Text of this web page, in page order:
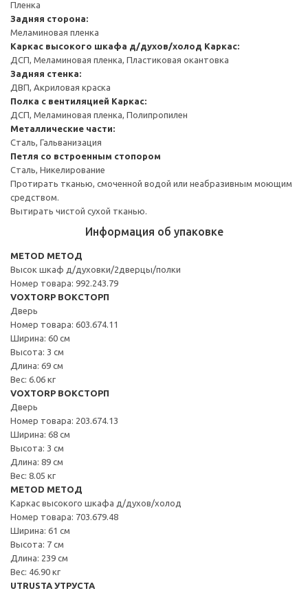
Пленка
Задняя сторона:
Меламиновая пленка
Каркас высокого шкафа д/духов/холод Каркас:
ДСП, Меламиновая пленка, Пластиковая окантовка
Задняя стенка:
ДВП, Акриловая краска
Полка с вентиляцией Каркас:
ДСП, Меламиновая пленка, Полипропилен
Металлические части:
Сталь, Гальванизация
Петля со встроенным стопором
Сталь, Никелирование
Протирать тканью, смоченной водой или неабразивным моющим
средством.
Вытирать чистой сухой тканью.
Информация об упаковке
METOD МЕТОД
Высок шкаф д/духовки/2дверцы/полки
Номер товара: 992.243.79
VOXTORP ВОКСТОРП
Дверь
Номер товара: 603.674.11
Ширина: 60 см
Высота: 3 см
Длина: 69 см
Вес: 6.06 кг
VOXTORP ВОКСТОРП
Дверь
Номер товара: 203.674.13
Ширина: 68 см
Высота: 3 см
Длина: 89 см
Вес: 8.05 кг
METOD МЕТОД
Каркас высокого шкафа д/духов/холод
Номер товара: 703.679.48
Ширина: 61 см
Высота: 7 см
Длина: 239 см
Вес: 46.90 кг
UTRUSTA УТРУСТА